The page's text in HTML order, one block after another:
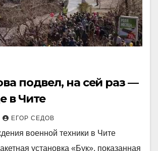
подвел, на сей раз —
в Чите
ЕГОР СЕДОВ
военной техники в Чите
установка «Бук», показанная